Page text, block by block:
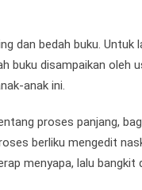
dan bedah buku.
buku disampaikan oleh
anak ini.
proses panjang,
berliku mengedit
menyapa, lalu